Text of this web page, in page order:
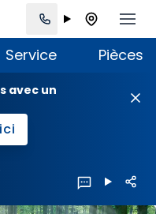
Service Pièces
avec un